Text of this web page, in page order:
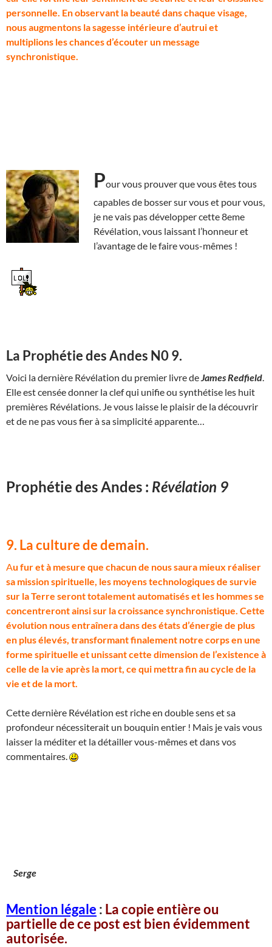
personnelle. En observant la beauté dans chaque visage,
nous augmentons la sagesse intérieure d’autrui et
multiplions les chances d’écouter un message
synchronistique.
Pour vous prouver que vous êtes tous
capables de bosser sur vous et pour vous,
je ne vais pas développer cette 8eme
Révélation, vous laissant l’honneur et
l’avantage de le faire vous-mêmes !
La Prophétie des Andes N0 9.
Voici la dernière Révélation du premier livre de James Redfield
Elle est censée donner la clef qui unifie ou synthétise les huit
premières Révélations. Je vous laisse le plaisir de la découvrir
et de ne pas vous fier à sa simplicité apparente…
Prophétie des Andes : Révélation 9
9. La culture de demain.
Au fur et à mesure que chacun de nous saura mieux réaliser
sa mission spirituelle, les moyens technologiques de survie
sur la Terre seront totalement automatisés et les hommes se
concentreront ainsi sur la croissance synchronistique. Cette
évolution nous entraînera dans des états d’énergie de plus
en plus élevés, transformant finalement notre corps en une
forme spirituelle et unissant cette dimension de l’existence à
celle de la vie après la mort, ce qui mettra fin au cycle de la
vie et de la mort.
Cette dernière Révélation est riche en double sens et sa
profondeur nécessiterait un bouquin entier ! Mais je vais vous
laisser la méditer et la détailler vous-mêmes et dans vos
commentaires.
Serge
Mention légale : La copie entière ou
partielle de ce post est bien évidemment
autorisée.